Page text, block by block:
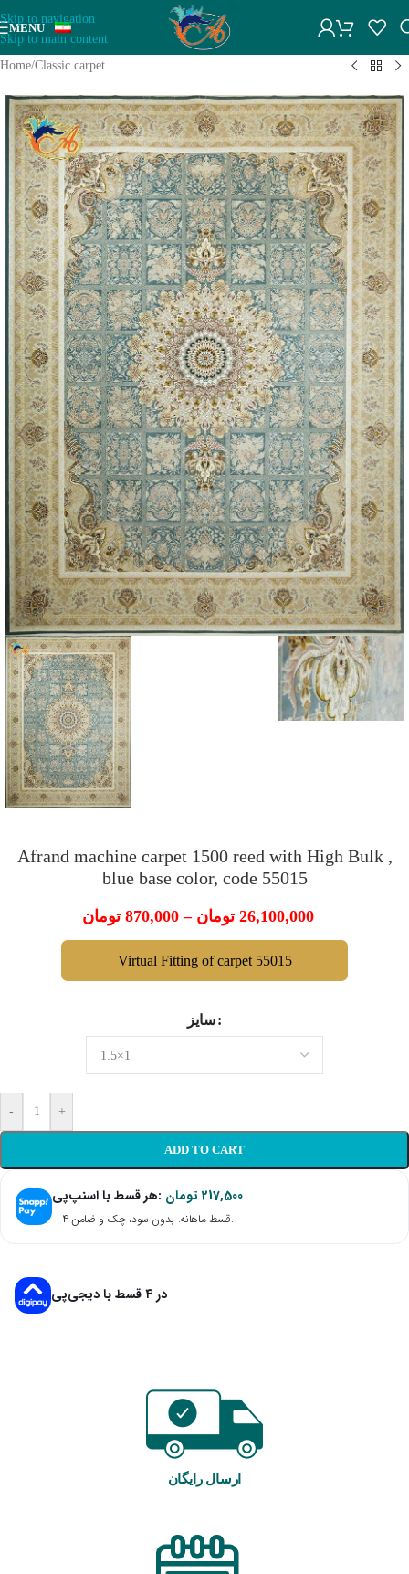
Skip to navigation
Skip to main content
MENU
Home/Classic carpet
Afrand machine carpet 1500 reed with High Bulk ,
blue base color, code 55015
870,000 تومان – 26,100,000 تومان
Virtual Fitting of carpet 55015
سایز
- +
ADD TO CART
هر قسط با اسنپ‌پی: 217,500 تومان
۴ قسط ماهانه. بدون سود، چک و ضامن.
در ۴ قسط با دیجی‌پی
ارسال رایگان